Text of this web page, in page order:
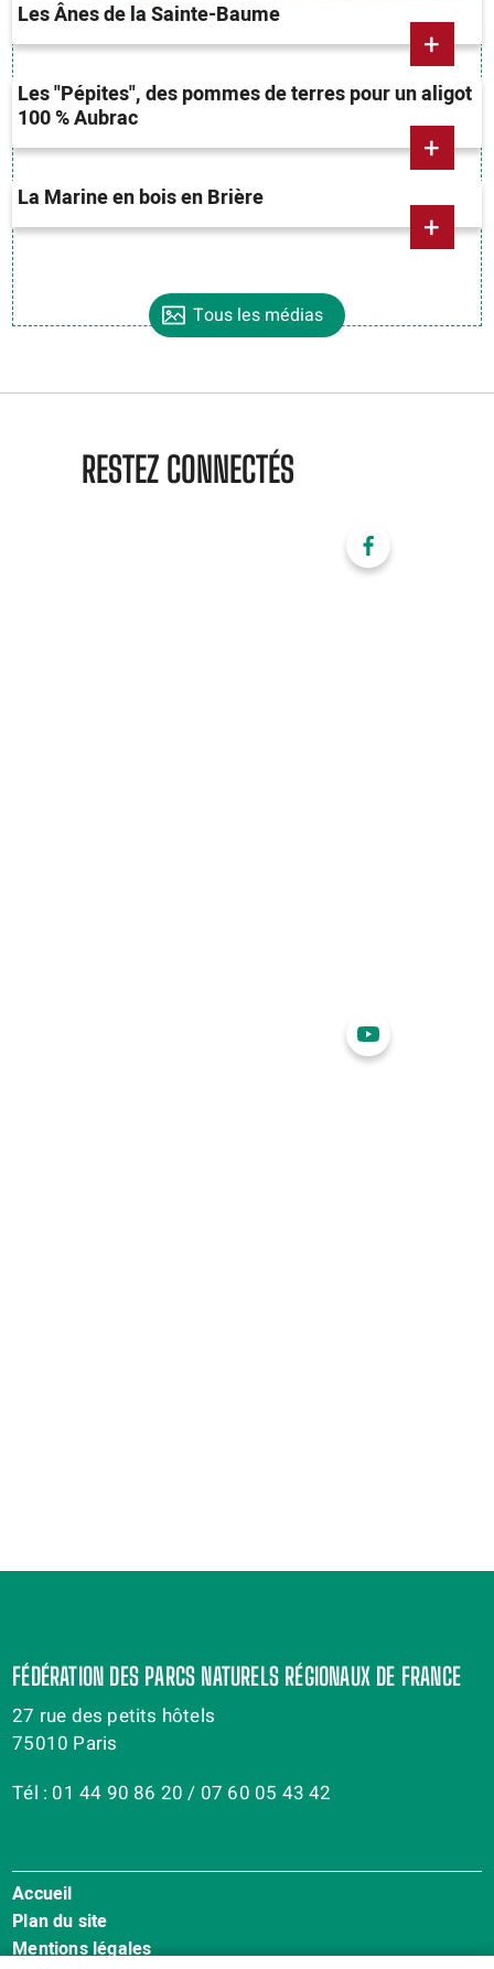
Les Ânes de la Sainte-Baume
+
Les "Pépites", des pommes de terres pour un aligot
100 % Aubrac
+
La Marine en bois en Brière
+
Tous les médias
RESTEZ CONNECTÉS
FÉDÉRATION DES PARCS NATURELS RÉGIONAUX DE FRANCE
27 rue des petits hôtels
75010 Paris
Tél : 01 44 90 86 20 / 07 60 05 43 42
MENU
PIED
DE
Accueil
Plan du site
Mentions légales